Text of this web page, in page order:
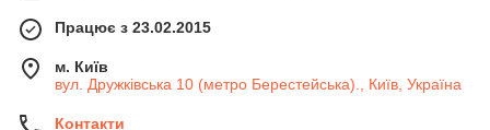
Працює з 23.02.2015
м. Київ
вул. Дружківська 10 (метро Берестейська)., Київ, Україна
Контакти